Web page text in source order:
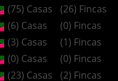
(75) Casas (26) Fincas
(6) Casas (0) Fincas
(3) Casas (1) Fincas
(0) Casas (0) Fincas
(23) Casas (2) Fincas